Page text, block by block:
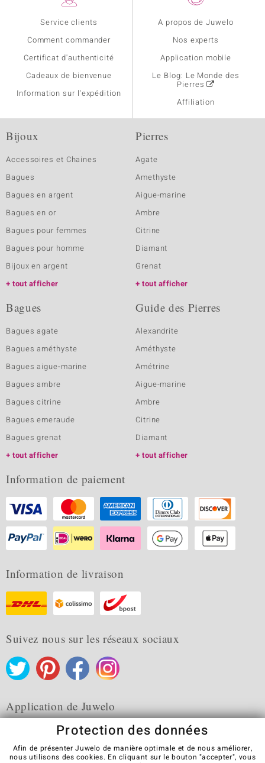
Service clients
Comment commander
Certificat d'authenticité
Cadeaux de bienvenue
Information sur l'expédition
A propos de Juwelo
Nos experts
Application mobile
Le Blog: Le Monde des
Pierres
Affiliation
Bijoux
Accessoires et Chaines
Bagues
Bagues en argent
Bagues en or
Bagues pour femmes
Bagues pour homme
Bijoux en argent
tout afficher
Pierres
Agate
Amethyste
Aigue-marine
Ambre
Citrine
Diamant
Grenat
tout afficher
Bagues
Bagues agate
Bagues améthyste
Bagues aigue-marine
Bagues ambre
Bagues citrine
Bagues emeraude
Bagues grenat
tout afficher
Guide des Pierres
Alexandrite
Améthyste
Amétrine
Aigue-marine
Ambre
Citrine
Diamant
tout afficher
Information de paiement
Information de livraison
Suivez nous sur les réseaux sociaux
Application de Juwelo
Protection des données
Afin de présenter Juwelo de manière optimale et de nous améliorer,
nous utilisons des cookies. En cliquant sur le bouton "accepter", vous